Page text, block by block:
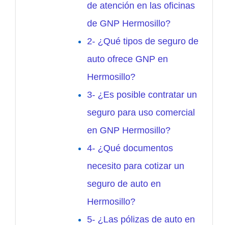
de atención en las oficinas
de GNP Hermosillo?
2- ¿Qué tipos de seguro de
auto ofrece GNP en
Hermosillo?
3- ¿Es posible contratar un
seguro para uso comercial
en GNP Hermosillo?
4- ¿Qué documentos
necesito para cotizar un
seguro de auto en
Hermosillo?
5- ¿Las pólizas de auto en